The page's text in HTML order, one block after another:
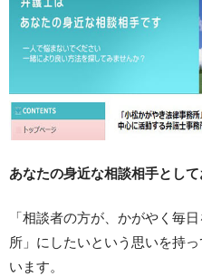
あなたの身近な相談相手として
「相談者の方が、かがやく毎
所」にしたいという思いを持
います。